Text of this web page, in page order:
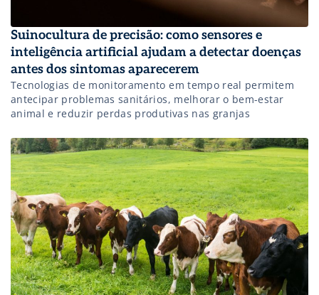
Suinocultura de precisão: como sensores e
inteligência artificial ajudam a detectar doenças
antes dos sintomas aparecerem
Tecnologias de monitoramento em tempo real permitem
antecipar problemas sanitários, melhorar o bem-estar
animal e reduzir perdas produtivas nas granjas